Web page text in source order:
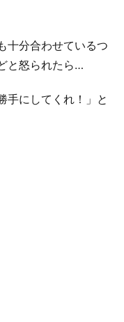
十分合わせているつ
と怒られたら…
手にしてくれ！」と